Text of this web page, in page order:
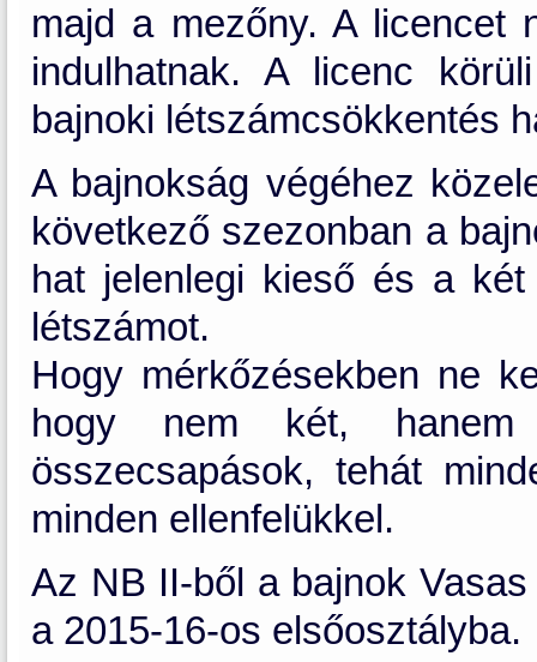
majd a mezőny. A licencet
indulhatnak. A licenc
bajnoki létszámcsökkentés
A bajnokság végéhez
következő szezonban a
hat jelenlegi kieső és a
létszámot.
Hogy mérkőzésekben ne
hogy nem két,
összecsapások, tehát
minden ellenfelükkel.
Az NB II-ből a bajnok
a 2015-16-os elsőosztályba.